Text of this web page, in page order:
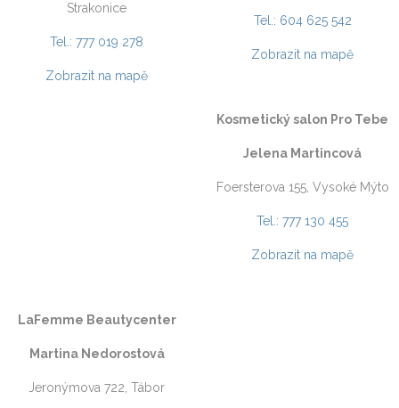
Strakonice
Tel.: 777 019 278
Zobrazit na mapě
Tel.: 604 625 542
Zobrazit na mapě
Kosmetický salon Pro Tebe
Jelena Martincová
Foersterova 155, Vysoké Mýto
Tel.: 777 130 455
Zobrazit na mapě
LaFemme Beautycenter
Martina Nedorostová
Jeronýmova 722, Tábor